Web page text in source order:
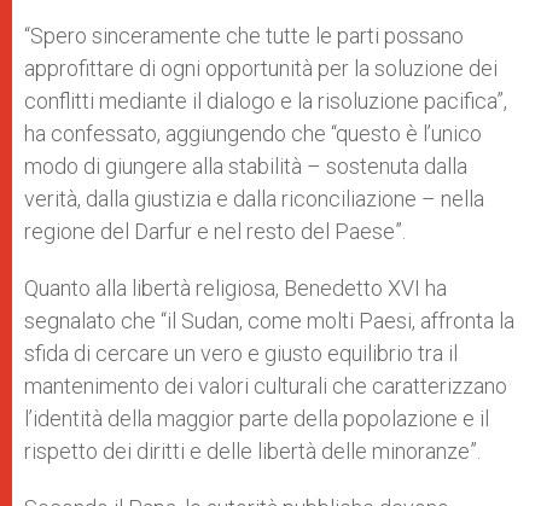
“Spero sinceramente che tutte le parti possano
approfittare di ogni opportunità per la soluzione dei
conflitti mediante il dialogo e la risoluzione pacifica”,
ha confessato, aggiungendo che “questo è l’unico
modo di giungere alla stabilità – sostenuta dalla
verità, dalla giustizia e dalla riconciliazione – nella
regione del Darfur e nel resto del Paese”.
Quanto alla libertà religiosa, Benedetto XVI ha
segnalato che “il Sudan, come molti Paesi, affronta la
sfida di cercare un vero e giusto equilibrio tra il
mantenimento dei valori culturali che caratterizzano
l’identità della maggior parte della popolazione e il
rispetto dei diritti e delle libertà delle minoranze”.